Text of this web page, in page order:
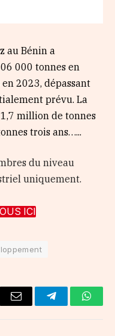
au Bénin a
000 tonnes en
2023, dépassant
prévu. La
million de tonnes
trois ans…...
du niveau
uniquement.
ICI
Email Telegram